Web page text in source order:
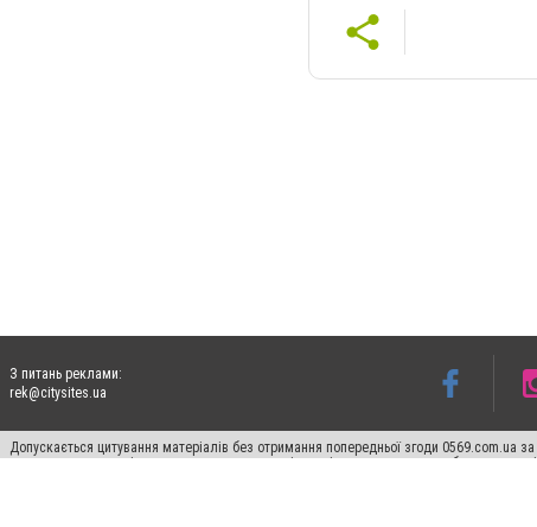
З питань реклами:
rek@citysites.ua
Допускається цитування матеріалів без отримання попередньої згоди 0569.com.ua
пошукових систем гіперпосилання на цитовані статті не нижче другого абзацу в